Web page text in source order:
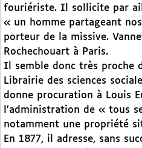
fouriériste. Il sollicite par
« un homme partageant
porteur de la missive.
Rochechouart à Paris.
Il semble donc très proche
Librairie des sciences
donne procuration à Louis
l’administration de « tous
notamment une propriété
En 1877, il adresse, sans